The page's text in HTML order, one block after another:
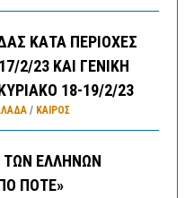
ΚΑΤΑ ΠΕΡΙΟΧΕΣ
2/23 ΚΑΙ ΓΕΝΙΚΗ
18-19/2/23
/ ΚΑΙΡΌΣ
ΤΩΝ ΕΛΛΗΝΩΝ
ΠΟΤΕ»